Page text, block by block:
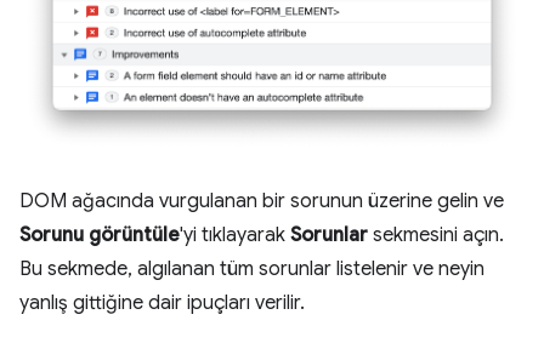
DOM ağacında vurgulanan bir sorunun üzerine gelin ve
Sorunu görüntüle'yi tıklayarak Sorunlar sekmesini açın.
Bu sekmede, algılanan tüm sorunlar listelenir ve neyin
yanlış gittiğine dair ipuçları verilir.